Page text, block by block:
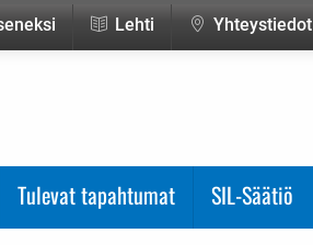
Lehti Yhteystiedot
Tulevat tapahtumat SIL-Säätiö